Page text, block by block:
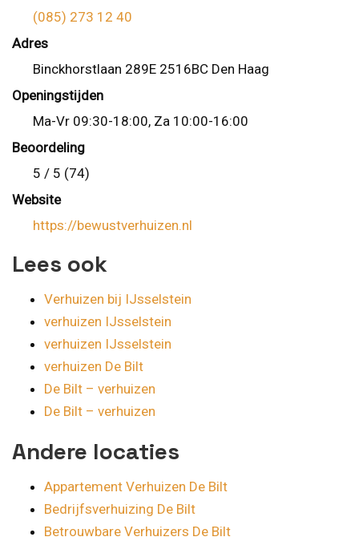
(085) 273 12 40
Adres
Binckhorstlaan 289E 2516BC Den Haag
Openingstijden
Ma-Vr 09:30-18:00, Za 10:00-16:00
Beoordeling
5 / 5 (74)
Website
https://bewustverhuizen.nl
Lees ook
Verhuizen bij IJsselstein
verhuizen IJsselstein
verhuizen IJsselstein
verhuizen De Bilt
De Bilt – verhuizen
De Bilt – verhuizen
Andere locaties
Appartement Verhuizen De Bilt
Bedrijfsverhuizing De Bilt
Betrouwbare Verhuizers De Bilt